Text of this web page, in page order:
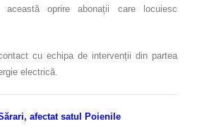
oprire abonații care locuiesc
cu echipa de intervenții din partea
electrică.
afectat satul Poienile